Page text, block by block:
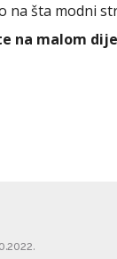
na šta modni
na malom